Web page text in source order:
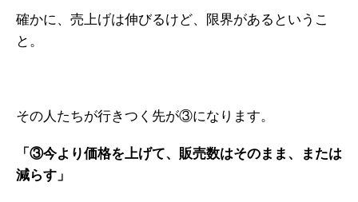
確かに、売上げは伸びるけど、限界があるというこ
と。
その人たちが行きつく先が③になります。
「③今より価格を上げて、販売数はそのまま、または
減らす」